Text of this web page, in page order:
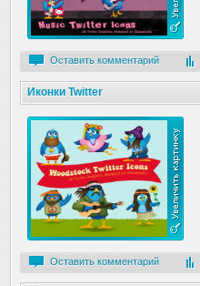
Оставить комментарий
Иконки Twitter
Оставить комментарий